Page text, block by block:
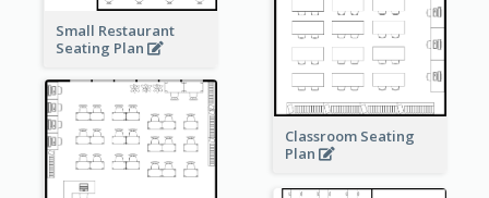
Small Restaurant
Seating Plan
Classroom Seating
Plan